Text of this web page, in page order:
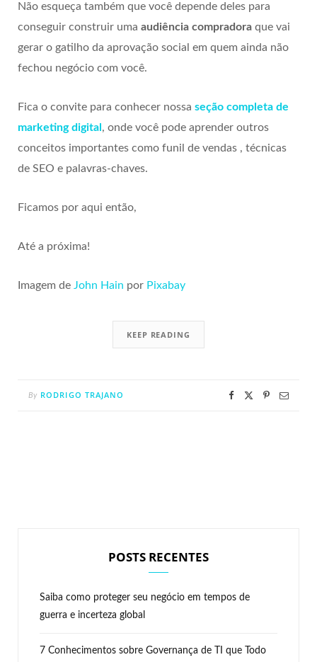
Não esqueça também que você depende deles para
conseguir construir uma audiência compradora que vai
gerar o gatilho da aprovação social em quem ainda não
fechou negócio com você.
Fica o convite para conhecer nossa seção completa de
marketing digital , onde você pode aprender outros
conceitos importantes como funil de vendas , técnicas
de SEO e palavras-chaves.
Ficamos por aqui então,
Até a próxima!
Imagem de John Hain por Pixabay
KEEP READING
By RODRIGO TRAJANO
POSTS RECENTES
Saiba como proteger seu negócio em tempos de
guerra e incerteza global
7 Conhecimentos sobre Governança de TI que Todo